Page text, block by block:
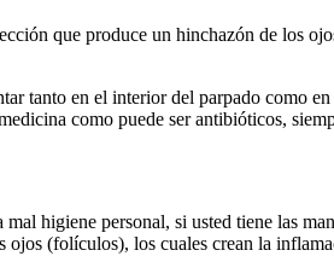
que produce un hinchazón de los
tanto en el interior del parpado como
como puede ser antibióticos,
higiene personal, si usted tiene las
ojos (folículos), los cuales crean la